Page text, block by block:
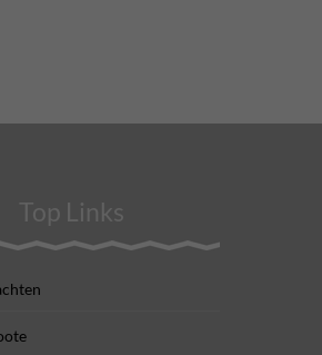
Top Links